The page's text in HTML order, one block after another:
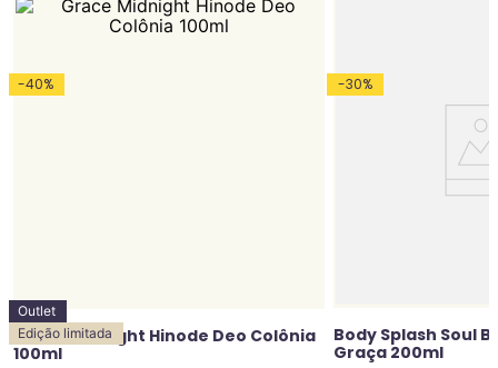
-40%
Outlet
Edição limitada
Grace Midnight Hinode Deo Colônia
100ml
-30%
Body Splash Soul
Graça 200ml